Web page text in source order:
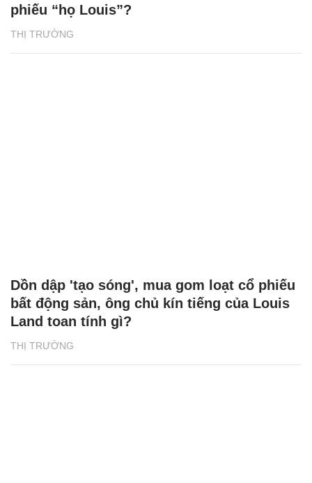
THỊ TRƯỜNG
phiếu “họ Louis”?
THỊ TRƯỜNG
Dồn dập 'tạo sóng', mua gom loạt cổ phiếu
bất động sản, ông chủ kín tiếng của Louis
Land toan tính gì?